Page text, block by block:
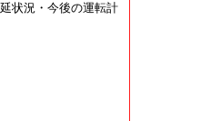
状況・今後の運転計